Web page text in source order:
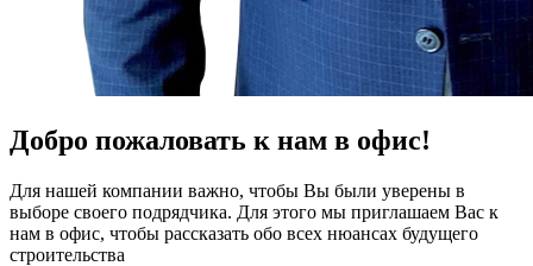
Добро пожаловать к нам в офис!
Для нашей компании важно, чтобы Вы были уверены в
выборе своего подрядчика. Для этого мы приглашаем Вас к
нам в офис, чтобы рассказать обо всех нюансах будущего
строительства